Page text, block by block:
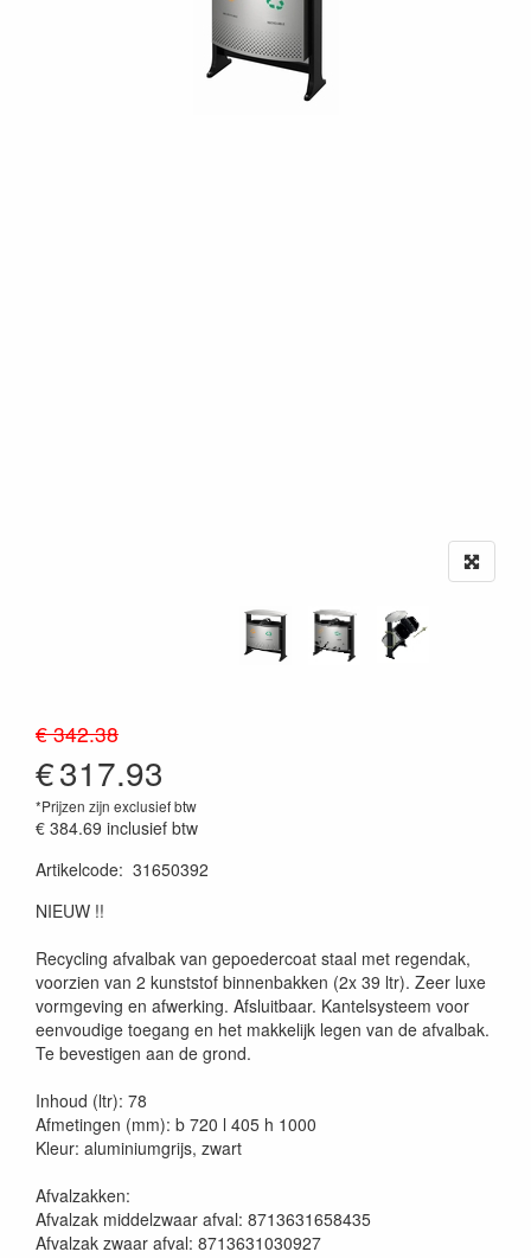
€ 342.38
€317.93
*Prijzen zijn exclusief btw
€ 384.69 inclusief btw
Artikelcode: 31650392
NIEUW !!
Recycling afvalbak van gepoedercoat staal met regendak,
voorzien van 2 kunststof binnenbakken (2x 39 ltr). Zeer luxe
vormgeving en afwerking. Afsluitbaar. Kantelsysteem voor
eenvoudige toegang en het makkelijk legen van de afvalbak.
Te bevestigen aan de grond.
Inhoud (ltr): 78
Afmetingen (mm): b 720 l 405 h 1000
Kleur: aluminiumgrijs, zwart
Afvalzakken:
Afvalzak middelzwaar afval: 8713631658435
Afvalzak zwaar afval: 8713631030927